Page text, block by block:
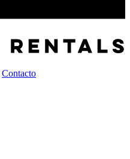
Contacto